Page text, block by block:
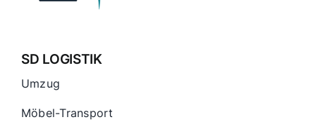
SD LOGISTIK
Umzug
Möbel-Transport